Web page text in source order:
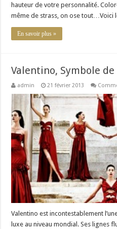
hauteur de votre personnalité.
même de strass, on ose tout…Voici
En savoir plus »
Valentino, Symbole de
admin 21 février 2013
Valentino est incontestablement
luxe au niveau mondial. Ses lignes